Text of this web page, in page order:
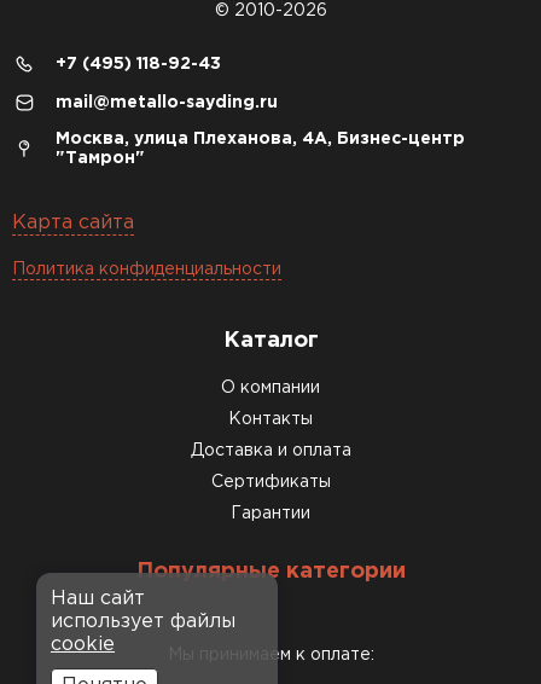
© 2010-2026
+7 (495) 118-92-43
mail@metallo-sayding.ru
Москва, улица Плеханова, 4А, Бизнес-центр
"Тамрон"
Карта сайта
Политика конфиденциальности
Каталог
О компании
Контакты
Доставка и оплата
Сертификаты
Гарантии
Популярные категории
Мы принимаем к оплате:
Наш сайт
использует файлы
cookie